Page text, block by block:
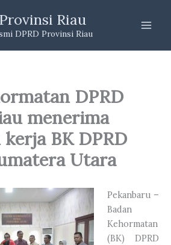
Riau
DPRD Provinsi Riau
DPRD
menerima
BK DPRD
Utara
Pekanbaru –
Badan
Kehormatan
(BK) DPRD